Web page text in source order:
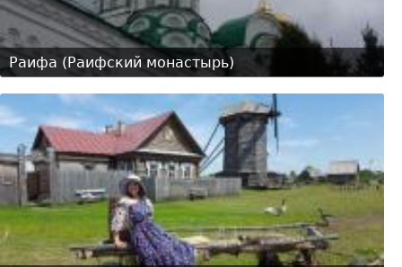
Раифа (Раифский монастырь)